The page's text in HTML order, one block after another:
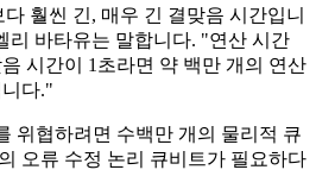
훨씬 긴, 매우 긴 결맞음 시간입니
리 바타유는 말합니다. "연산 시간
시간이 1초라면 약 백만 개의 연산
다."
위협하려면 수백만 개의 물리적 큐
오류 수정 논리 큐비트가 필요하다